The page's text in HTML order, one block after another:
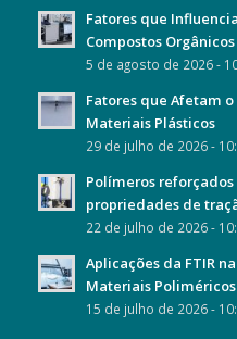
Fatores que
Compostos
5 de agosto de 2026 -
Fatores que Afetam
Materiais Plásticos
29 de julho de 2026 -
Polímeros
propriedades de
22 de julho de 2026 -
Aplicações da FTIR
Materiais Poliméricos
15 de julho de 2026 -